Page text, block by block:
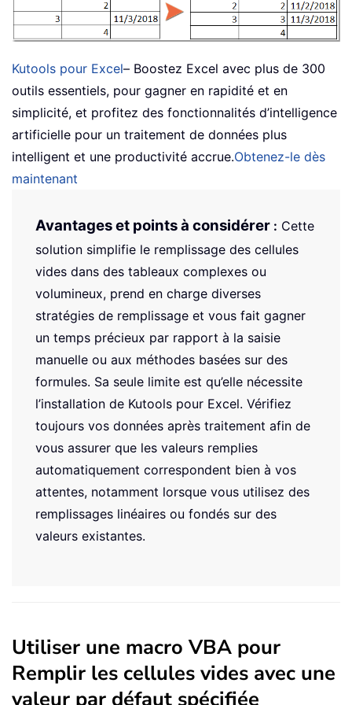
Kutools pour Excel– Boostez Excel avec plus de 300
outils essentiels, pour gagner en rapidité et en
simplicité, et profitez des fonctionnalités d’intelligence
artificielle pour un traitement de données plus
intelligent et une productivité accrue.Obtenez-le dès
maintenant
Avantages et points à considérer : Cette
solution simplifie le remplissage des cellules
vides dans des tableaux complexes ou
volumineux, prend en charge diverses
stratégies de remplissage et vous fait gagner
un temps précieux par rapport à la saisie
manuelle ou aux méthodes basées sur des
formules. Sa seule limite est qu’elle nécessite
l’installation de Kutools pour Excel. Vérifiez
toujours vos données après traitement afin de
vous assurer que les valeurs remplies
automatiquement correspondent bien à vos
attentes, notamment lorsque vous utilisez des
remplissages linéaires ou fondés sur des
valeurs existantes.
Utiliser une macro VBA pour
Remplir les cellules vides avec une
valeur par défaut spécifiée